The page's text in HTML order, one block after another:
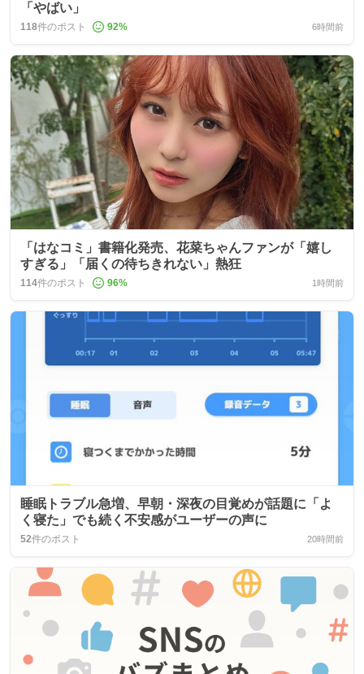
「やばい」
118件のポスト 92% 6時間前
「はなコミ」書籍化発売、花菜ちゃんファンが「嬉し
すぎる」「届くの待ちきれない」熱狂
114件のポスト 96% 1時間前
睡眠トラブル急増、早朝・深夜の目覚めが話題に「よ
く寝た」でも続く不安感がユーザーの声に
52件のポスト 20時間前